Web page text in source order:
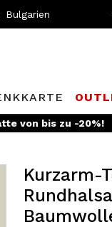
von bis zu -20%!
Kurzarm-